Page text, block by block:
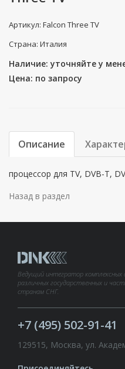
Артикул: Falcon Three TV
Страна: Италия
Наличие: уточняйте у
Цена: по запросу
Описание
процессор для TV, DVB-T,
Назад в раздел
Ведущий интегратор комплексных
различных государственных и
странам СНГ.
+7 (495) 502-91-41
129515, Москва, ул.